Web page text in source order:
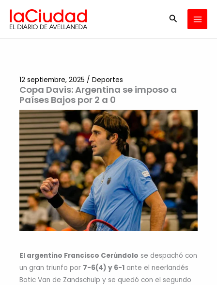
contenido
Buscar
Copa Davis: Argentina se imposo a
Países Bajos por 2 a 0
12 septiembre, 2025 / Deportes
El argentino Francisco Cerúndolo se despachó con
un gran triunfo por 7-6(4) y 6-1 ante el neerlandés
Botic Van de Zandschulp y se quedó con el segundo